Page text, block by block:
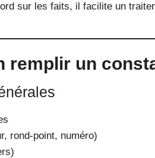
sur les faits, il facilite un
remplir un
rond-point, numéro)